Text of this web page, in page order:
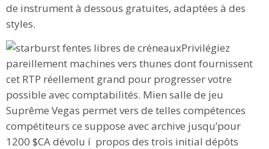
de instrument à dessous gratuites, adaptées à des
styles.
Privilégiez
pareillement machines vers thunes dont fournissent
cet RTP réellement grand pour progresser votre
possible avec comptabilités. Mien salle de jeu
Suprême Vegas permet vers de telles compétences
compétiteurs ce suppose avec archive jusqu’pour
1200 $CA dévolu í propos des trois initial dépôts